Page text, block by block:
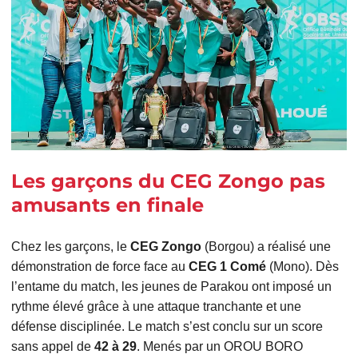
Les garçons du CEG Zongo pas
amusants en finale
Chez les garçons, le CEG Zongo(Borgou) a réalisé une
démonstration de force face au CEG 1 Comé(Mono). Dès
l’entame du match, les jeunes de Parakou ont imposé un
rythme élevé grâce à une attaque tranchante et une
défense disciplinée. Le match s’est conclu sur un score
sans appel de 42 à 29. Menés par un OROU BORO